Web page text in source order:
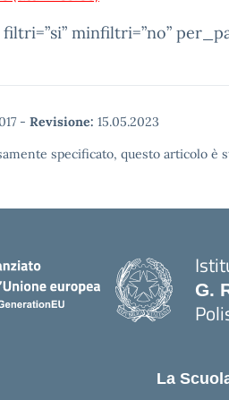
minfiltri=”no”
- Revisione: 15.05.2023
specificato, questo articolo
G.
La